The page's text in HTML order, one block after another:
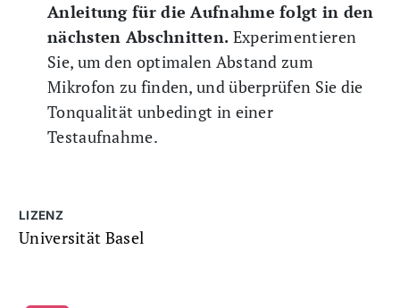
Anleitung für die Aufnahme folgt in den
nächsten Abschnitten. Experimentieren
Sie, um den optimalen Abstand zum
Mikrofon zu finden, und überprüfen Sie die
Tonqualität unbedingt in einer
Testaufnahme.
LIZENZ
Universität Basel